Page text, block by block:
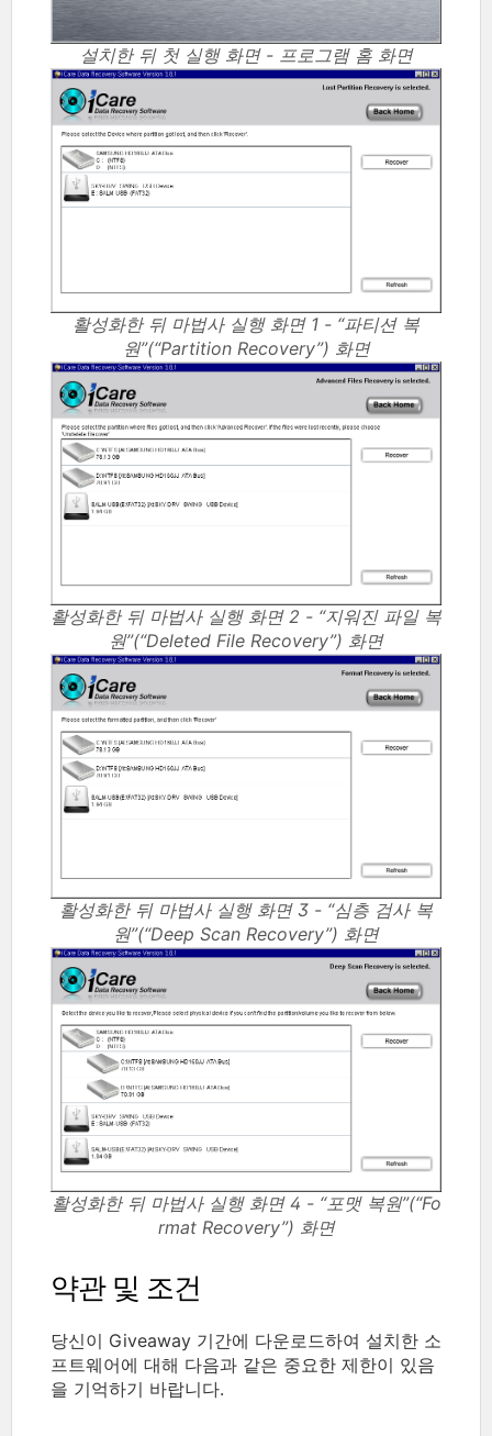
설치한 뒤 첫 실행 화면 - 프로그램 홈 화면
활성화한 뒤 마법사 실행 화면 1 - “파티션 복
원”(“Partition Recovery”) 화면
활성화한 뒤 마법사 실행 화면 2 - “지워진 파일 복
원”(“Deleted File Recovery”) 화면
활성화한 뒤 마법사 실행 화면 3 - “심층 검사 복
원”(“Deep Scan Recovery”) 화면
활성화한 뒤 마법사 실행 화면 4 - “포맷 복원”(“Fo
rmat Recovery”) 화면
약관 및 조건
당신이 Giveaway 기간에 다운로드하여 설치한 소
프트웨어에 대해 다음과 같은 중요한 제한이 있음
을 기억하기 바랍니다.